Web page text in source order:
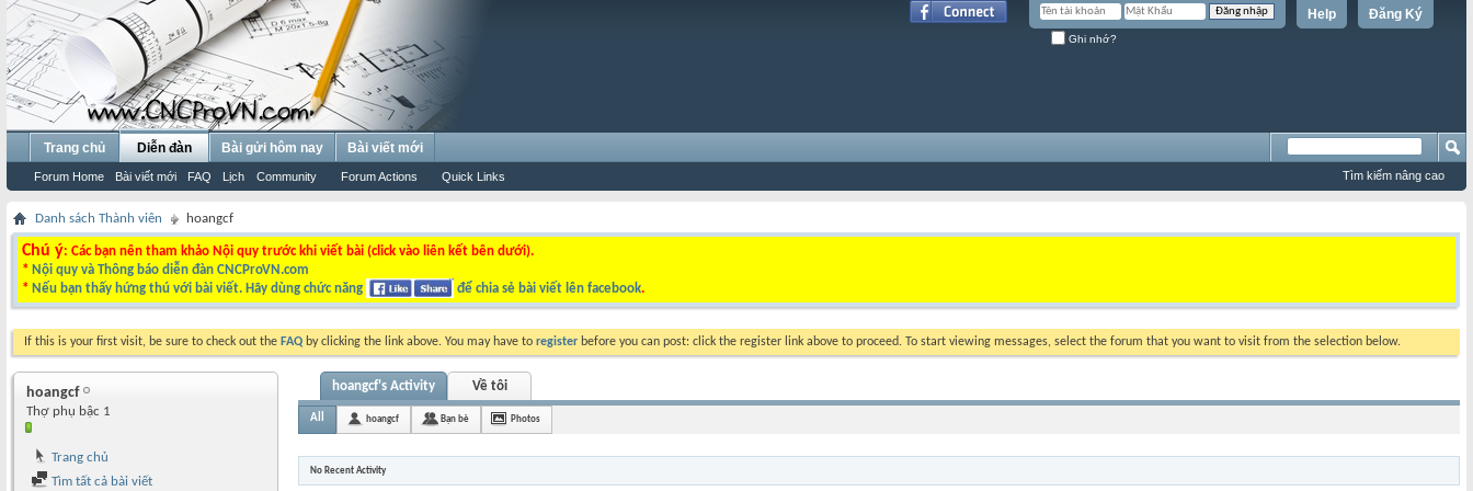
Đăng Ký
Help
Ghi nhớ?
Trang chủ Diễn đàn
Forum Home Bài viết mới FAQ Lịch Community Forum Actions Quick Links
Bài gửi hôm nay Bài viết mới
Tìm kiếm nâng cao
Danh sách Thành viên hoangcf
Chú ý: Các bạn nên tham khảo Nội quy trước khi viết bài (click vào liên kết bên dưới).
* Nội quy và Thông báo diễn đàn CNCProVN.com
* Nếu bạn thấy hứng thú với bài viết. Hãy dùng chức năng để chia sẻ bài viết lên facebook.
If this is your first visit, be sure to check out the FAQ by clicking the link above. You may have to register before you can post: click the register link above to proceed. To start viewing messages, select the forum that you want to visit from the selection below.
hoangcf
Thợ phụ bậc 1
Trang chủ
Tìm tất cả bài viết
hoangcf's Activity Về tôi
All hoangcf Bạn bè Photos
No Recent Activity